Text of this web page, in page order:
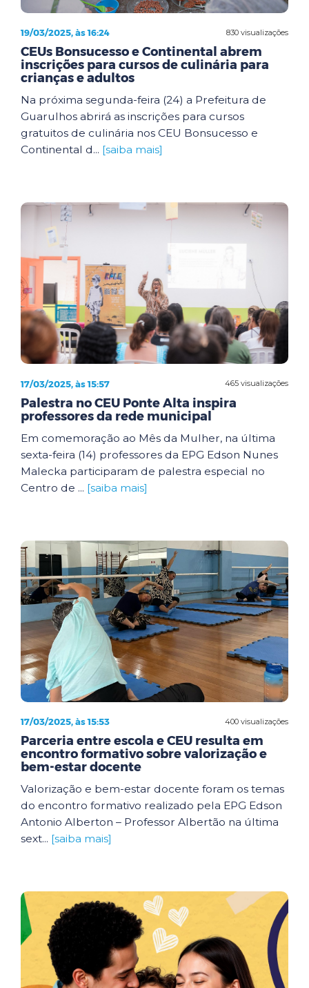
830 visualizações
19/03/2025, às 16:24
CEUs Bonsucesso e Continental abrem
inscrições para cursos de culinária para
crianças e adultos
Na próxima segunda-feira (24) a Prefeitura de
Guarulhos abrirá as inscrições para cursos
gratuitos de culinária nos CEU Bonsucesso e
Continental d... [saiba mais]
465 visualizações
17/03/2025, às 15:57
Palestra no CEU Ponte Alta inspira
professores da rede municipal
Em comemoração ao Mês da Mulher, na última
sexta-feira (14) professores da EPG Edson Nunes
Malecka participaram de palestra especial no
Centro de ... [saiba mais]
400 visualizações
17/03/2025, às 15:53
Parceria entre escola e CEU resulta em
encontro formativo sobre valorização e
bem-estar docente
Valorização e bem-estar docente foram os temas
do encontro formativo realizado pela EPG Edson
Antonio Alberton – Professor Albertão na última
sext... [saiba mais]